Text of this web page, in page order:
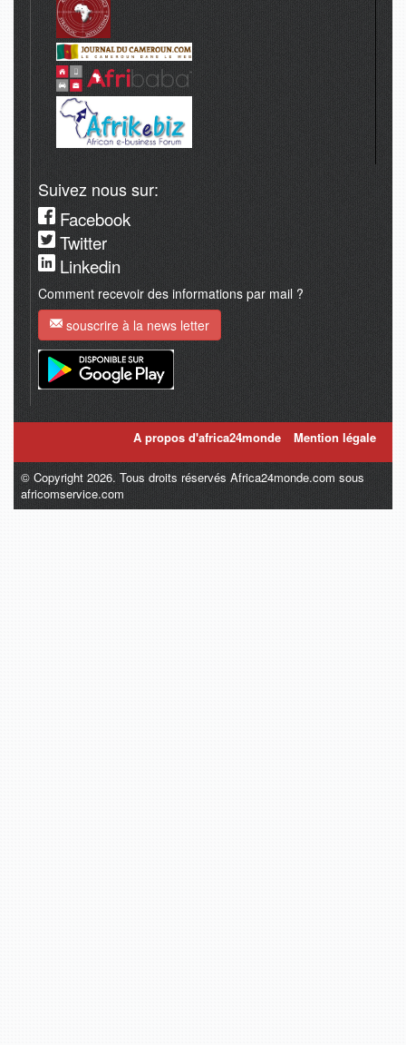
Suivez nous sur:
Facebook
Twitter
Linkedin
Comment recevoir des informations par mail ?
souscrire à la news letter
A propos d'africa24monde Mention légale
© Copyright 2026. Tous droits réservés Africa24monde.com sous
africomservice.com